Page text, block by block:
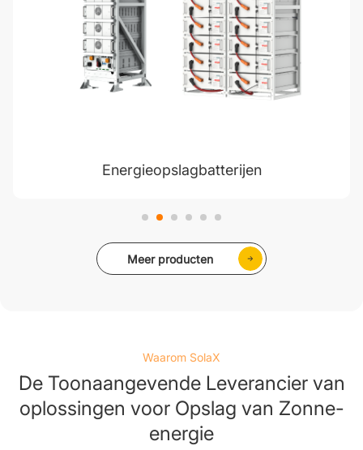
Energieopslagbatterijen
Meer producten
Waarom SolaX
De Toonaangevende Leverancier van
oplossingen voor Opslag van Zonne-
energie